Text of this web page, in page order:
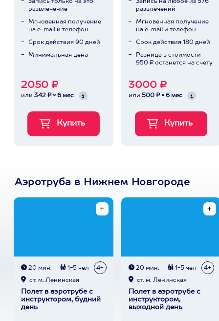
Запись только на это
развлечение
Мгновенная получение
на e-mail и телефон
Срок действия 90 дней
Минимальная цена
2050 ₽
или 342 ₽ × 6 мес
Запись на любое из 576
развлечений
Мгновенная получение
на e-mail и телефон
Срок действия 180 дней
Разница в стоимости
950 ₽ останется на счету
3000 ₽
или 500 ₽ × 6 мес
Аэротруба в Нижнем Новгороде
20 мин. 1-5 чел 4+
ст. м. Ленинская
Полет в аэротрубе с
инструктором, будний
день
20 мин. 1-5 чел 4+
ст. м. Ленинская
Полет в аэротрубе с
инструктором,
выходной день